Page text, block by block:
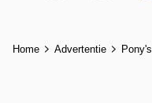
Home Advertentie Pony's